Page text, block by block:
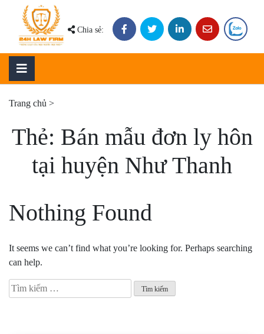
content
Chia sẻ:
Trang chủ >
Thẻ: Bán mẫu đơn ly hôn
tại huyện Như Thanh
Nothing Found
It seems we can’t find what you’re looking for. Perhaps searching
can help.
Tìm
kiếm